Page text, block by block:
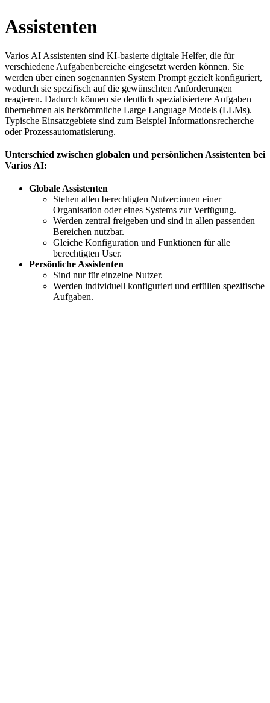
Assistenten
Varios AI Assistenten sind KI-basierte digitale Helfer, die für
verschiedene Aufgabenbereiche eingesetzt werden können. Sie
werden über einen sogenannten System Prompt gezielt konfiguriert,
wodurch sie spezifisch auf die gewünschten Anforderungen
reagieren. Dadurch können sie deutlich spezialisiertere Aufgaben
übernehmen als herkömmliche Large Language Models (LLMs).
Typische Einsatzgebiete sind zum Beispiel Informationsrecherche
oder Prozessautomatisierung.
Unterschied zwischen globalen und persönlichen Assistenten bei
Varios AI:
Globale Assistenten
Stehen allen berechtigten Nutzer:innen einer
Organisation oder eines Systems zur Verfügung.
Werden zentral freigeben und sind in allen passenden
Bereichen nutzbar.
Gleiche Konfiguration und Funktionen für alle
berechtigten User.
Persönliche Assistenten
Sind nur für einzelne Nutzer.
Werden individuell konfiguriert und erfüllen spezifische
Aufgaben.